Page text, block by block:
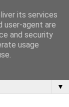
▼
its services
user-agent are
and security
usage